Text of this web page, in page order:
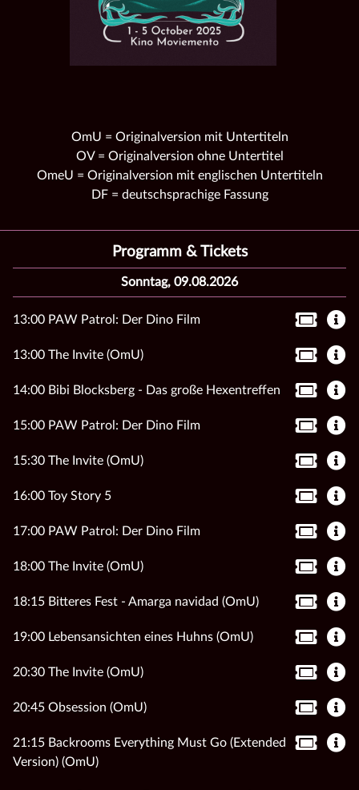
OmU = Originalversion mit Untertiteln
OV = Originalversion ohne Untertitel
OmeU = Originalversion mit englischen Untertiteln
DF = deutschsprachige Fassung
Programm & Tickets
Sonntag, 09.08.2026
13:00 PAW Patrol: Der Dino Film
13:00 The Invite (OmU)
14:00 Bibi Blocksberg - Das große Hexentreffen
15:00 PAW Patrol: Der Dino Film
15:30 The Invite (OmU)
16:00 Toy Story 5
17:00 PAW Patrol: Der Dino Film
18:00 The Invite (OmU)
18:15 Bitteres Fest - Amarga navidad (OmU)
19:00 Lebensansichten eines Huhns (OmU)
20:30 The Invite (OmU)
20:45 Obsession (OmU)
21:15 Backrooms Everything Must Go (Extended
Version) (OmU)